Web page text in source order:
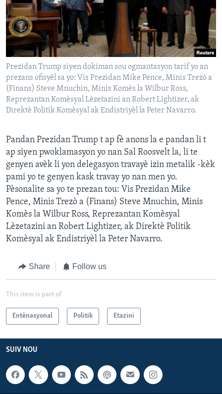
Prezidan Trump siyen dokiman sou ogmantasyon tarif yo an
prezans ofisyèl sa yo: Vis Prezidan Mike Pence, Minis Trezò a
(Finans) Steve Mnuchin, Minis Komès la Wilbur Ross,
Reprezantan Komèsyal Lèzetazini an Robert Lightizer, ak
Direktè Politik Komèsyal ak Endistriyèl la Peter Navarro.
Pandan Prezidan Trump t ap fè anons la e pandan li t
ap siyen pwoklamasyon yo nan Sal Roosvelt la, li te
genyen avèk li yon delegasyon travayè izin metalik -kèk
pami yo te genyen kask travay yo nan men yo.
Pèsonalite sa yo te prezan tou: Vis Prezidan Mike
Pence, Minis Trezò a (Finans) Steve Mnuchin, Minis
Komès la Wilbur Ross, Reprezantan Komèsyal
Lèzetazini an Robert Lightizer, ak Direktè Politik
Komèsyal ak Endistriyèl la Peter Navarro.
Share Follow us
This item is part of
Entènasyonal Politik Etazini
SUIV NOU